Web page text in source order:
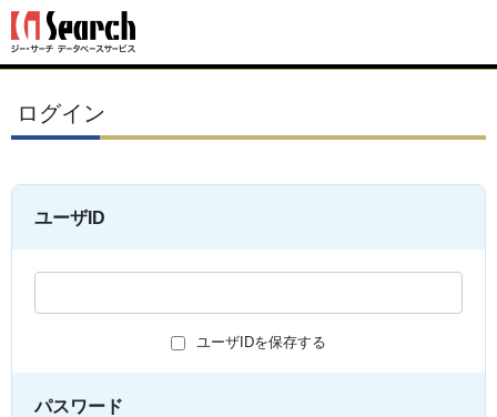
ログイン
ユーザID
ユーザIDを保存する
パスワード